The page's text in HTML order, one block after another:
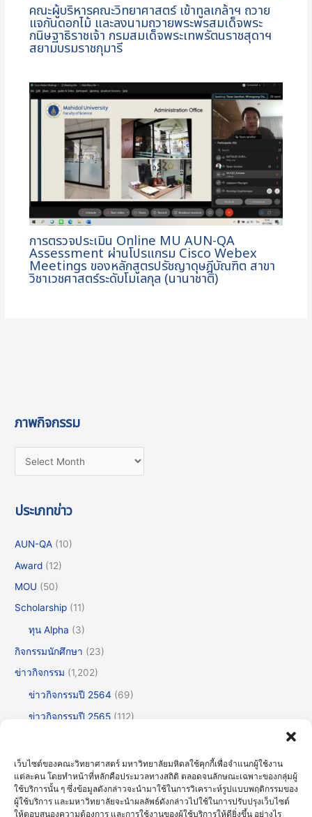
เว็บไซต์ของคณะวิทยาศาสตร์ มหาวิทยาลัยมหิดลใช้คุกกี้เพื่อจำแนกผู้ใช้งาน
แต่ละคน โดยทำหน้าที่หลักคือประมวลทางสถิติ ตลอดจนลักษณะเฉพาะของกลุ่มผู้
ใช้บริการนั้น ๆ ซึ่งข้อมูลดังกล่าวจะนำมาใช้ในการวิเคราะห์รูปแบบพฤติกรรมของ
ผู้ใช้บริการ และมหาวิทยาลัยจะนำผลลัพธ์ดังกล่าวไปใช้ในการปรับปรุงเว็บไซต์
ให้ตอบสนองความต้องการ และการใช้งานของผู้ใช้บริการให้ดียิ่งขึ้น อย่างไร
คณะผู้บริหารคณะวิทยาศาสตร์ เข้าทูลเกล้าฯ ถวาย
แจกันดอกไม้ และลงนามถวายพระพรสมเด็จพระ
กนิษฐาธิราชเจ้า กรมสมเด็จพระเทพรัตนราชสุดาฯ
สยามบรมราชกุมารี
การตรวจประเมิน Online MU AUN-QA
Assessment ผ่านโปรแกรม Cisco Webex
Meetings ของหลักสูตรปรัชญาดุษฎีบัณฑิต สาขา
วิชาเวชศาสตร์ระดับโมเลกุล (นานาชาติ)
ภาพกิจกรรม
ประเภทข่าว
AUN-QA (10)
Award (12)
MOU (50)
Scholarship (11)
ทุน Alpha (3)
กิจกรรมนักศึกษา (23)
ข่าวกิจกรรม (1,202)
ข่าวกิจกรรมปี 2564 (69)
ข่าวกิจกรรมปี 2565 (112)
ข่าวกิจกรรมปี 2567 (252)
ข่าวกิจกรรมปี 2568(355)
ข่าวกิจกรรมปี 2569(192)